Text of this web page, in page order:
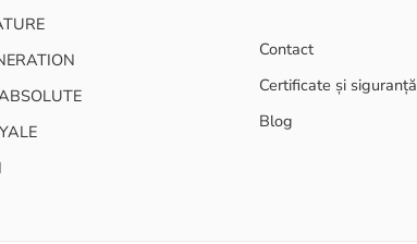
Contact
Certificate și siguranță
Blog